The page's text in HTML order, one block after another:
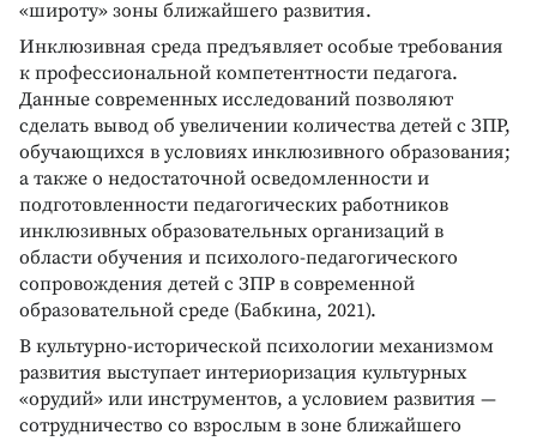
«широту» зоны ближайшего развития.
Инклюзивная среда предъявляет особые требования
к профессиональной компетентности педагога.
Данные современных исследований позволяют
сделать вывод об увеличении количества детей с ЗПР,
обучающихся в условиях инклюзивного образования;
а также о недостаточной осведомленности и
подготовленности педагогических работников
инклюзивных образовательных организаций в
области обучения и психолого-педагогического
сопровождения детей с ЗПР в современной
образовательной среде (Бабкина, 2021).
В культурно-исторической психологии механизмом
развития выступает интериоризация культурных
«орудий» или инструментов, а условием развития —
сотрудничество со взрослым в зоне ближайшего